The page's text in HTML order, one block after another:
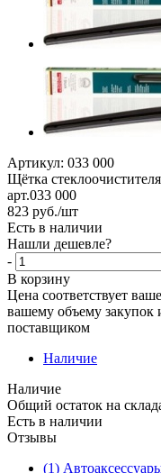
Артикул: 033 000
Щётка
арт.033 000
823 руб./шт
Есть в наличии
Нашли дешевле?
-
В корзину
Цена соответствует
вашему объему закупок
поставщиком
Наличие
Наличие
Общий остаток на
Есть в наличии
Отзывы
(1)